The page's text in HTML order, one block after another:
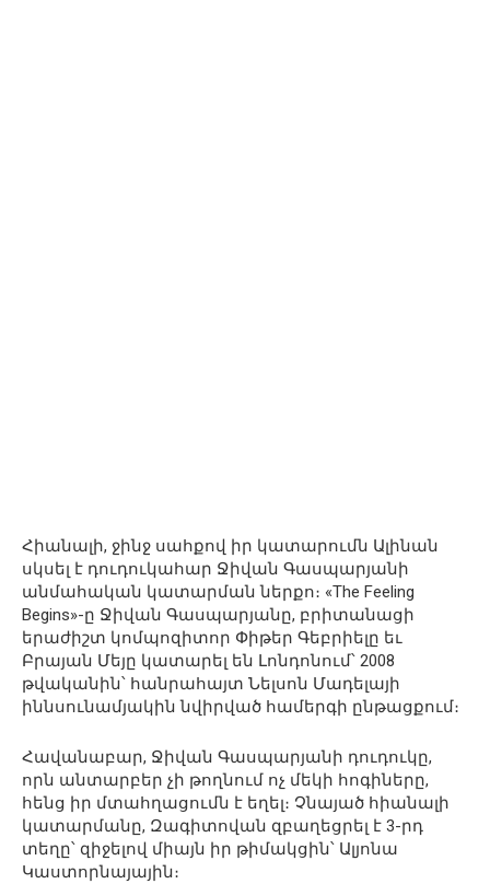
Հիանալի, ջինջ սահքով իր կատարումն Ալինան
սկսել է դուդուկահար Ջիվան Գասպարյանի
անմահական կատարման ներքո։ «The Feeling
Begins»-ը Ջիվան Գասպարյանը, բրիտանացի
երաժիշտ կոմպոզիտոր Փիթեր Գեբրիելը եւ
Բրայան Մեյը կատարել են Լոնդոնում՝ 2008
թվականին՝ հանրահայտ Նելսոն Մադելայի
իննսունամյակին նվիրված համերգի ընթացքում։
Հավանաբար, Ջիվան Գասպարյանի դուդուկը,
որն անտարբեր չի թողնում ոչ մեկի հոգիները,
հենց իր մտահղացումն է եղել։ Չնայած հիանալի
կատարմանը, Զագիտովան զբաղեցրել է 3-րդ
տեղը՝ զիջելով միայն իր թիմակցին՝ Ալյոնա
Կաստորնայային։